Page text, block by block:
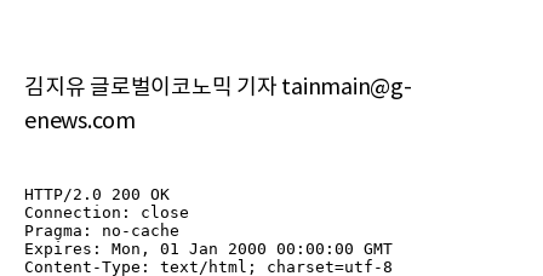
김지유 글로벌이코노믹 기자 tainmain@g-
enews.com